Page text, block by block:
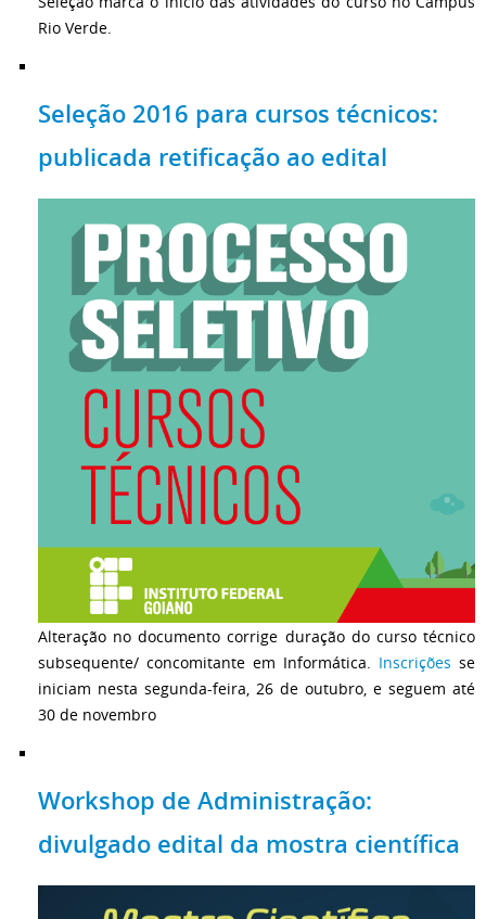
Rio Verde.
Seleção 2016 para cursos técnicos:
publicada retificação ao edital
Alteração no documento corrige duração do curso técnico
subsequente/ concomitante em Informática. Inscrições se
iniciam nesta segunda-feira, 26 de outubro, e seguem até
30 de novembro
Workshop de Administração:
divulgado edital da mostra científica